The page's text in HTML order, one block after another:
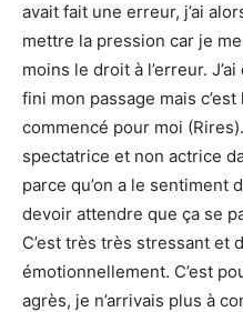
avait fait une erreur, j’ai
mettre la pression car je
moins le droit à l’erreur.
fini mon passage mais
commencé pour moi
spectatrice et non actrice
parce qu’on a le sentiment
devoir attendre que ça se
C’est très très stressant et
émotionnellement. C’est
agrès, je n’arrivais plus à